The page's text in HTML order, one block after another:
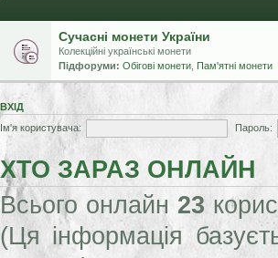
Сучасні монети України
Колекційні українські монети
Підфоруми: Обігові монети Пам'ятні монети
ВХІД
Ім'я користувача:
Пароль:
ХТО ЗАРАЗ ОНЛАЙН
Всього онлайн 23
(Ця інформація